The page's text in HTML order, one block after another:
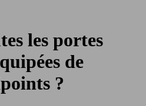
les portes
de
?